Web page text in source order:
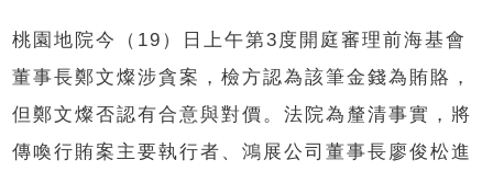
桃園地院今（19）日上午第3度開庭審理前海基會
董事長鄭文燦涉貪案，檢方認為該筆金錢為賄賂，
但鄭文燦否認有合意與對價。法院為釐清事實，將
傳喚行賄案主要執行者、鴻展公司董事長廖俊松進